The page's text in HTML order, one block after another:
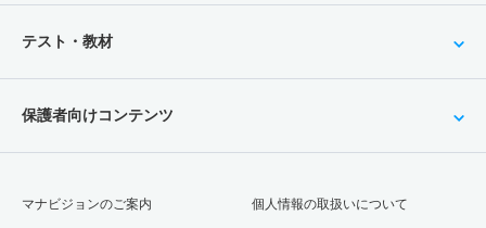
テスト・教材
保護者向けコンテンツ
マナビジョンのご案内 個人情報の取扱いについて